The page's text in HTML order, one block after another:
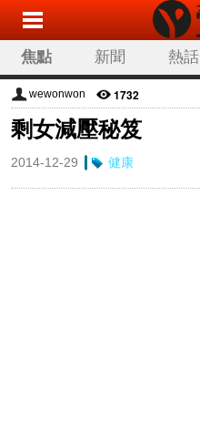
焦點 新聞 熱話
wewonwon 1732
剩女減壓秘笈
2014-12-29 健康